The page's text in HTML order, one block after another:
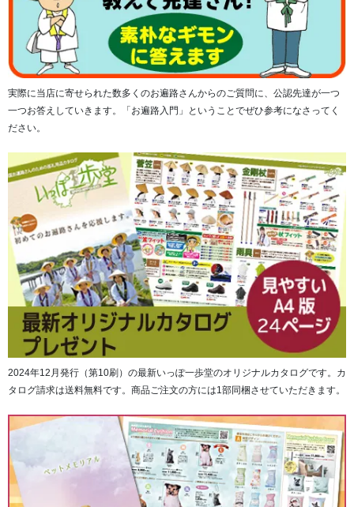
観音様を正面から描いた納経軸に向かい、手を合わせお勤
めをすると心が落ち着きます。
満願の後、表装を施し、家宝として代々大事に受け継ぐ一
品とされています。
実際に当店に寄せられた数多くのお遍路さんからのご質問に、公認先達が一つ
一つお答えしていきます。「お遍路入門」ということでぜひ参考になさってく
ださい。
2024年12月発行（第10刷）の最新いっぽ一歩堂のオリジナルカタログです。カ
タログ請求は送料無料です。商品ご注文の方には1部同梱させていただきます。